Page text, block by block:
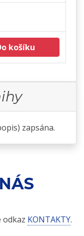
košíku
zapsána.
odkaz KONTAKTY.